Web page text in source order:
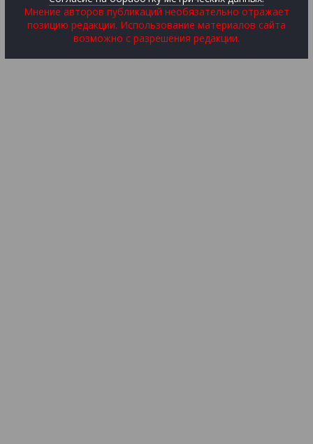
Мнение авторов публикаций необязательно отражает
позицию редакции. Использование материалов сайта
возможно с разрешения редакции.